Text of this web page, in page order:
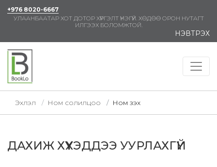
+976 8020-6667
УЛААНБААТАР ХОТ ДОТОР ХҮРГЭЛТ ҮНЭГҮЙ. ХӨДӨӨ ОРОН НУТАГТ
ИЛГЭЭХ БОЛОМЖТОЙ.
НЭВТРЭХ
Эхлэл Ном солилцоо Ном үзэх
ДАХИЖ ХҮҮХЭДДЭЭ УУРЛАХГҮЙ